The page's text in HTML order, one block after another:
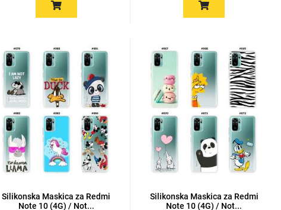
Silikonska Maskica za Redmi
Note 10 (4G) / Not...
Silikonska Maskica za Redmi
Note 10 (4G) / Not...